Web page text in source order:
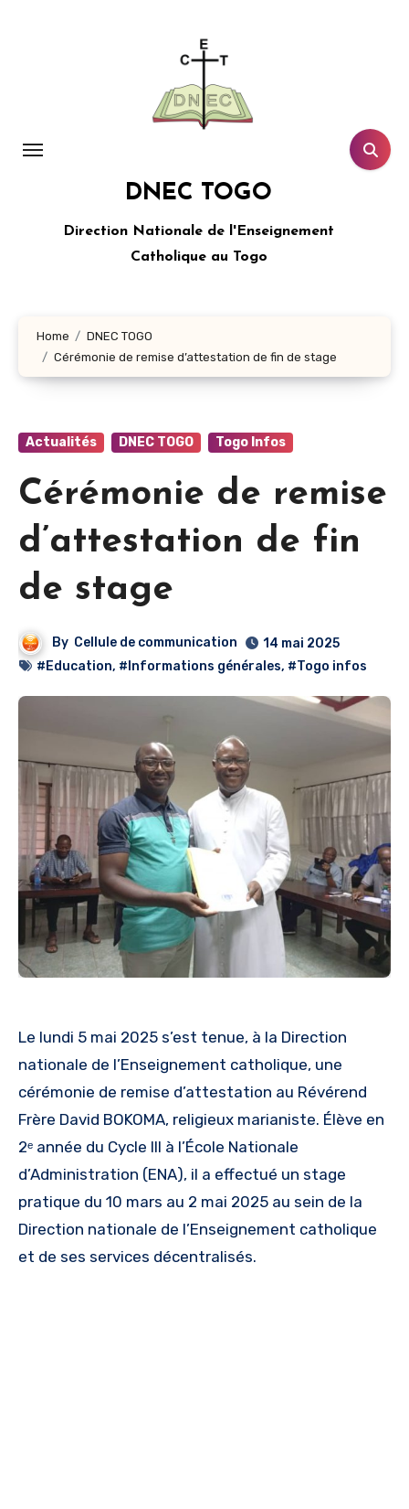
DNEC TOGO
Direction Nationale de l'Enseignement
Catholique au Togo
Home
DNEC TOGO
Cérémonie de remise d’attestation de fin de stage
Actualités DNEC TOGO Togo Infos
Cérémonie de remise
d’attestation de fin
de stage
By Cellule de communication
14 mai 2025
#Education, #Informations générales, #Togo infos
Le lundi 5 mai 2025 s’est tenue, à la Direction
nationale de l’Enseignement catholique, une
cérémonie de remise d’attestation au Révérend
Frère David BOKOMA, religieux marianiste. Élève en
2ᵉ année du Cycle III à l’École Nationale
d’Administration (ENA), il a effectué un stage
pratique du 10 mars au 2 mai 2025 au sein de la
Direction nationale de l’Enseignement catholique
et de ses services décentralisés.